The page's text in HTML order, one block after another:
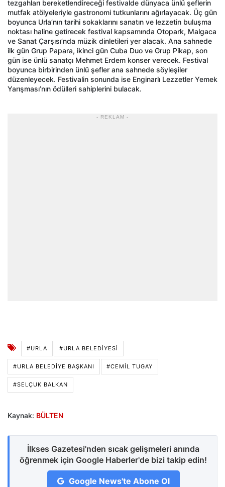
tezgahları bereketlendireceği festivalde dünyaca ünlü şeflerin
mutfak atölyeleriyle gastronomi tutkunlarını ağırlayacak. Üç gün
boyunca Urla’nın tarihi sokaklarını sanatın ve lezzetin buluşma
noktası haline getirecek festival kapsamında Otopark, Malgaca
ve Sanat Çarşısı’nda müzik dinletileri yer alacak. Ana sahnede
ilk gün Grup Papara, ikinci gün Cuba Duo ve Grup Pikap, son
gün ise ünlü sanatçı Mehmet Erdem konser verecek. Festival
boyunca birbirinden ünlü şefler ana sahnede söyleşiler
düzenleyecek. Festivalin sonunda ise Enginarlı Lezzetler Yemek
Yarışması’nın ödülleri sahiplerini bulacak.
- REKLAM -
#URLA #URLA BELEDIYESI
#URLA BELEDIYE BAŞKANI #CEMIL TUGAY
#SELÇUK BALKAN
Kaynak: BÜLTEN
İlkses Gazetesi'nden sıcak gelişmeleri anında
öğrenmek için Google Haberler'de bizi takip edin!
Google News'te Abone Ol